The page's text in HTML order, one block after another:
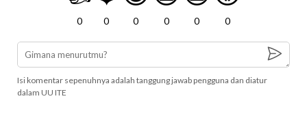
0 0 0 0 0 0
Isi komentar sepenuhnya adalah tanggung jawab pengguna dan diatur
dalam UU ITE